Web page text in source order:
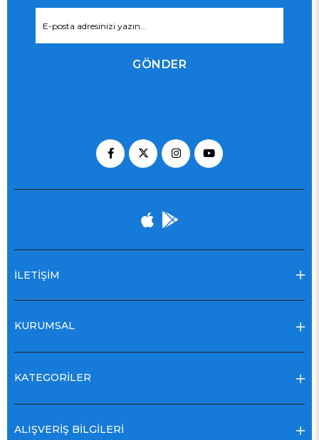
GÖNDER
İLETİŞİM
KURUMSAL
KATEGORİLER
ALIŞVERİŞ BİLGİLERİ